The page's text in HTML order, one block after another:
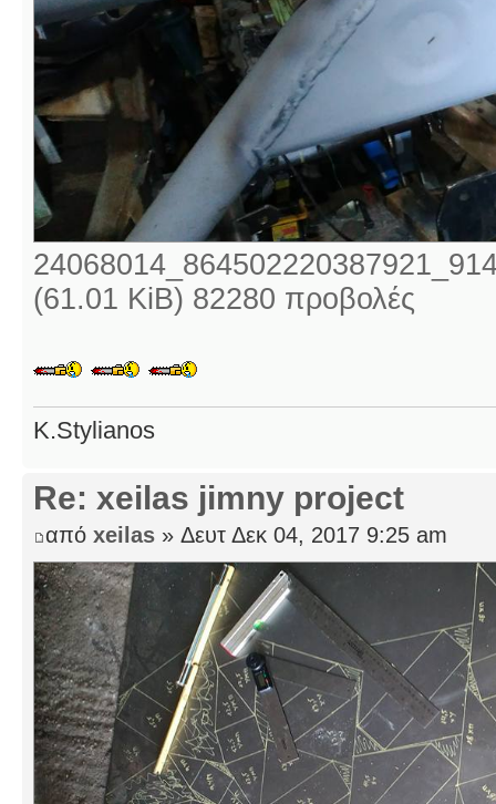
(61.01 KiB) 82280 προβολές
K.Stylianos
Re: xeilas jimny project
από xeilas » Δευτ Δεκ 04, 2017 9:25 am